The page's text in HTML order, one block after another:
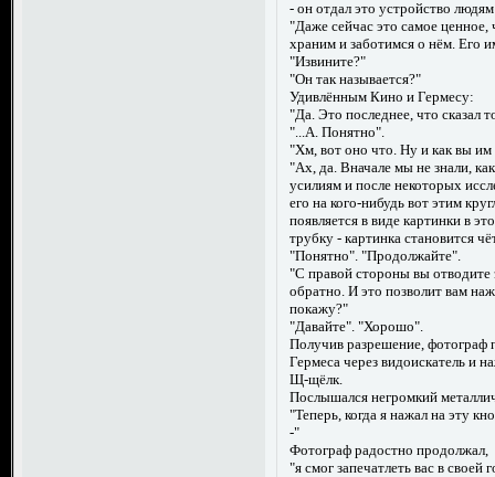
- он отдал это устройство
"Даже сейчас это самое
храним и заботимся о нём. Его
"Извините?"
"Он так называется?"
Удивлённым Кино и Гермесу:
"Да. Это последнее, что сказал
"...А. Понятно".
"Хм, вот оно что. Ну и как вы им
"Ах, да. Вначале мы не знали,
усилиям и после некоторых
его на кого-нибудь вот этим
появляется в виде картинки в
трубку - картинка становится
"Понятно". "Продолжайте".
"С правой стороны вы отводите
обратно. И это позволит вам
покажу?"
"Давайте". "Хорошо".
Получив разрешение, фотограф
Гермеса через видоискатель и
Щ-щёлк.
Послышался негромкий
"Теперь, когда я нажал на эту
-"
Фотограф радостно продолжал,
"я смог запечатлеть вас в